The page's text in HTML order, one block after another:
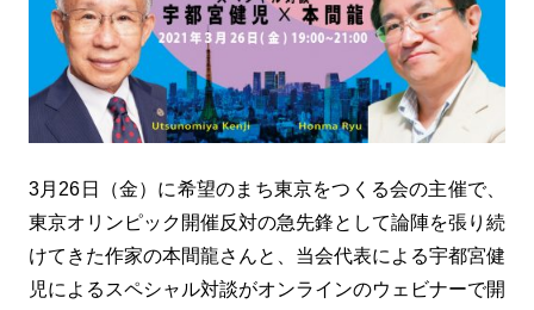
3月 26 日（金）に希望のまち東京をつくる会の主催で、
東京オリンピック開催反対の急先鋒として論陣を張り続
けてきた作家の本間龍さんと、当会代表による宇都宮健
児によるスペシャル対談がオンラインのウェビナーで開